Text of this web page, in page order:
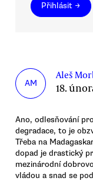
Přihlásit →
AM
Aleš
18.
Ano, odlesňování
degradace, to je
Třeba na
dopad je drastický
mezinárodní
vládou a snad se